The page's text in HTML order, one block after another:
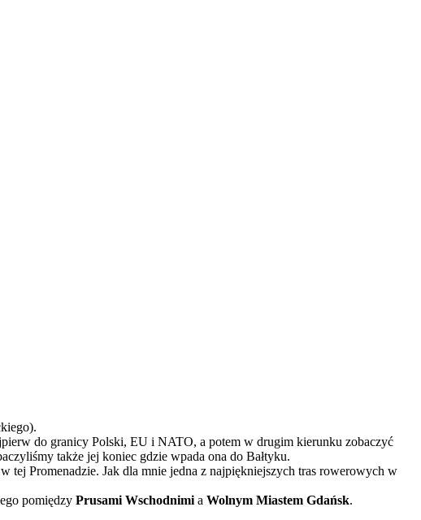
do granicy Polski, EU i NATO, a potem w drugim kierunku zobaczyć
także jej koniec gdzie wpada ona do Bałtyku.
tej Promenadzie. Jak dla mnie jedna z najpiękniejszych tras rowerowych w
pomiędzy Prusami Wschodnimia Wolnym Miastem Gdańsk.